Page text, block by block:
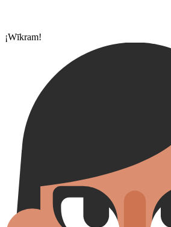
¡Wīkram!